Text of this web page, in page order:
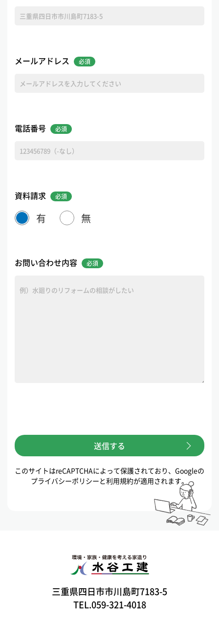
メールアドレス
電話番号
資料請求
有 無
お問い合わせ内容
このサイトはreCAPTCHAによって保護されており、Googleの
プライバシーポリシー と 利用規約が適用されます。
三重県四日市市川島町7183-5
TEL.059-321-4018